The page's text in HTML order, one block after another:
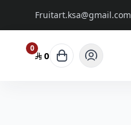
Fruitart.ksa@gmail.com
0
0